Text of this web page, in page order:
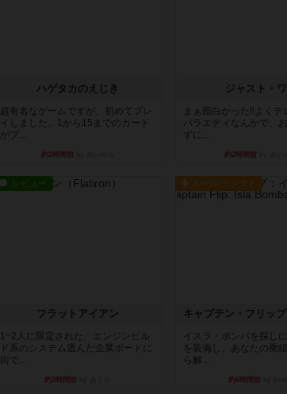
ハゲタカのえじき
超有名なゲームですが、初めてプレ
イしました。1から15までのカード
がプ...
約2時間前
ジャスト・
まぁ面白かった‼️よく
バラエティなんかで、
ずに...
約2時間前
レビュー
フラットアイアン
1~2人に限定された、エンジンビル
ド系のシステム選んだ企業ボードに
街で...
約3時間前
ルール/インスト
イスラ・ボンバを探し
を装備し、あなたの乗
ら解...
約6時間前